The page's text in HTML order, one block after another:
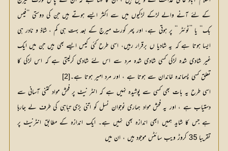
تعلق کسی پسماندہ خاندان سے ہوتا ہے ، اور مرد امیر ہوتا ہے۔[2]
اسی طرح یہ بات بھی کسی سے پوشیدہ نہیں ہے کہ انٹر نیٹ پر فحش مواد کتنی آسانی سے
دستیاب ہے ، اور یہ فحش مواد ہماری نوجوان نسل کو اتنی بڑی تباہی کی طرف لے جارہا
ہے جس کا شاید ہمیں ابھی اندازہ بھی نہیں ہے۔ ایک اندازہ کے مطابق انٹرنیٹ پر
تقریبا 35 کروڑ ویب سائٹس موجود ہیں ، ان میں